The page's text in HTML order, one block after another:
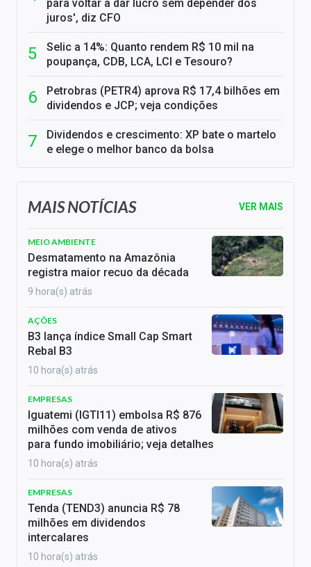
para voltar a dar lucro sem depender dos
juros', diz CFO
Selic a 14%: Quanto rendem R$ 10 mil na
poupança, CDB, LCA, LCI e Tesouro?
Petrobras (PETR4) aprova R$ 17,4 bilhões em
dividendos e JCP; veja condições
Dividendos e crescimento: XP bate o martelo
e elege o melhor banco da bolsa
MAIS NOTÍCIAS VER MAIS
MEIO AMBIENTE
Desmatamento na Amazônia
registra maior recuo da década
9 hora(s) atrás
AÇÕES
B3 lança índice Small Cap Smart
Rebal B3
10 hora(s) atrás
EMPRESAS
Iguatemi (IGTI11) embolsa R$ 876
milhões com venda de ativos
para fundo imobiliário; veja detalhes
10 hora(s) atrás
EMPRESAS
Tenda (TEND3) anuncia R$ 78
milhões em dividendos
intercalares
10 hora(s) atrás